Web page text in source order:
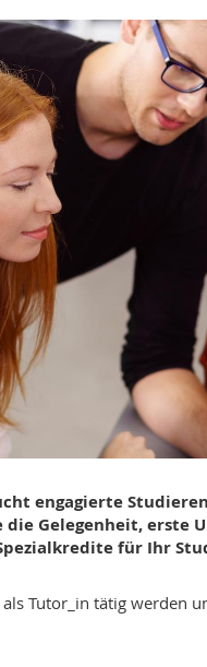
engagierte
die Gelegenheit,
für Ihr
Tutor_in tätig werden